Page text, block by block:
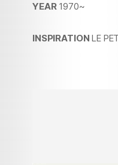
YEAR1970~
INSPIRATION LE